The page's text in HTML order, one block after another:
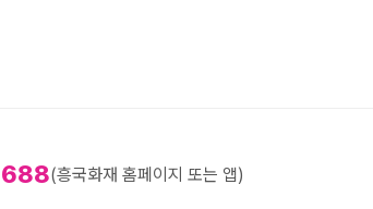
(흥국화재 홈페이지 또는 앱)